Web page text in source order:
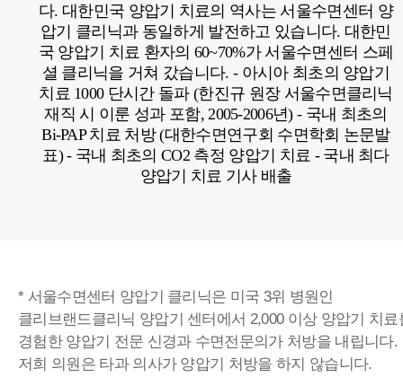
다. 대한민국 양압기 치료의 역사는 서울수면센터 양
압기 클리닉과 동일하게 발전하고 있습니다. 대한민
국 양압기 치료 환자의 60~70%가 서울수면센터 스페
셜 클리닉을 거쳐 갔습니다. - 아시아 최초의 양압기
치료 1000 단시간 돌파 (한진규 원장 서울수면클리닉
재직 시 이룬 성과 포함, 2005-2006년)- 국내 최초의
Bi-PAP 치료 처방 (대한수면연구회 수면학회 논문발
표)- 국내 최초의 CO2 측정 양압기 치료 - 국내 최다
양압기 치료 기사 배출
* 서울수면센터 양압기 클리닉은 미국 3위 병원인
클리브랜드클리닉 양압기 센터에서 2,000 이상 양압기 치료
경험한 양압기 전문 신경과 수면전문의가 처방을 내립니다.
저희 의원은 타과 의사가 양압기 처방을 하지 않습니다.